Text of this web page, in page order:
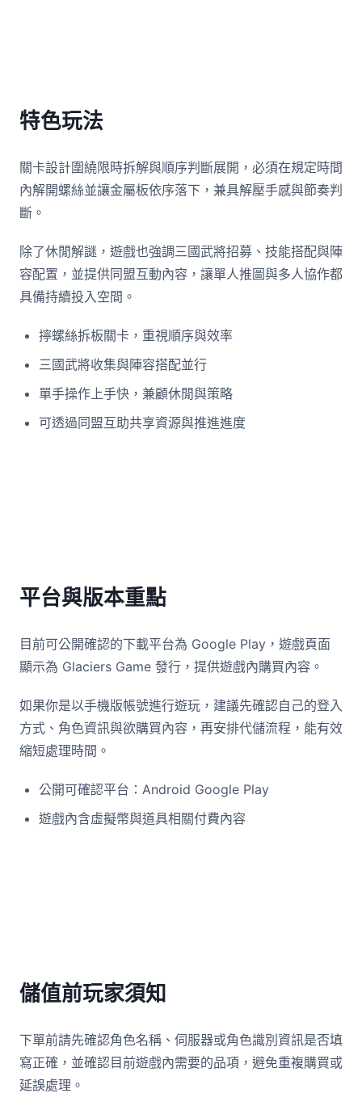
特色玩法
關卡設計圍繞限時拆解與順序判斷展開，必須在規定時間
內解開螺絲並讓金屬板依序落下，兼具解壓手感與節奏判
斷。
除了休閒解謎，遊戲也強調三國武將招募、技能搭配與陣
容配置，並提供同盟互動內容，讓單人推圖與多人協作都
具備持續投入空間。
擰螺絲拆板關卡，重視順序與效率
三國武將收集與陣容搭配並行
單手操作上手快，兼顧休閒與策略
可透過同盟互助共享資源與推進進度
平台與版本重點
目前可公開確認的下載平台為 Google Play，遊戲頁面
顯示為 Glaciers Game 發行，提供遊戲內購買內容。
如果你是以手機版帳號進行遊玩，建議先確認自己的登入
方式、角色資訊與欲購買內容，再安排代儲流程，能有效
縮短處理時間。
公開可確認平台：Android Google Play
遊戲內含虛擬幣與道具相關付費內容
儲值前玩家須知
下單前請先確認角色名稱、伺服器或角色識別資訊是否填
寫正確，並確認目前遊戲內需要的品項，避免重複購買或
延誤處理。